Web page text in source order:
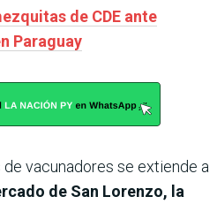
de CDE ante
Paraguay
vacunadores se extiende a
de San Lorenzo, la